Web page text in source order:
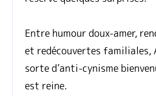
Entre humour doux-amer,
et redécouvertes familiales,
sorte d’anti-cynisme
est reine.